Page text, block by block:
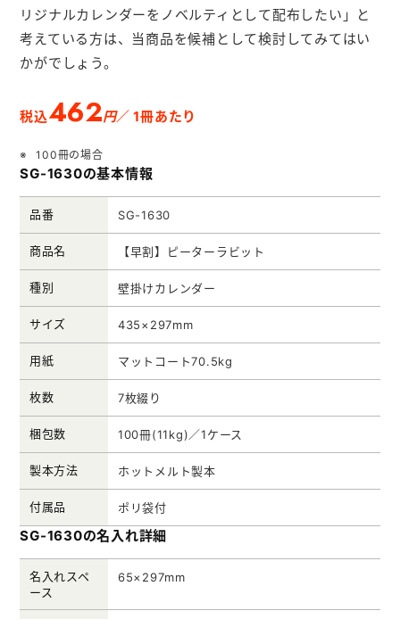
扇子本舗
リジナルカレンダーをノベルティとして配布したい」と
考えている方は、当商品を候補として検討してみてはい
かがでしょう。
税込462円／ 1冊あたり
100冊の場合
SG-1630の基本情報
品番 SG-1630
商品名 【早割】ピーターラビット
種別 壁掛けカレンダー
サイズ 435×297mm
用紙 マットコート70.5kg
枚数 7枚綴り
梱包数 100冊(11kg)／1ケース
製本方法 ホットメルト製本
付属品 ポリ袋付
SG-1630の名入れ詳細
名入れスペ
ース
65×297mm